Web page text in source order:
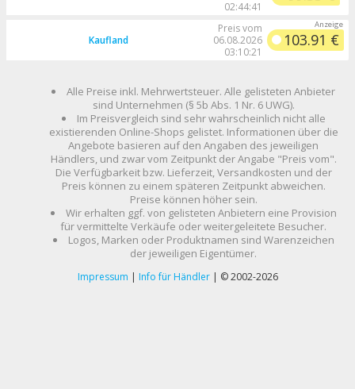
02:44:41
Kaufland
Preis vom
06.08.2026
03:10:21
103.91 €
Alle Preise inkl. Mehrwertsteuer. Alle gelisteten Anbieter
sind Unternehmen (§ 5b Abs. 1 Nr. 6 UWG).
Im Preisvergleich sind sehr wahrscheinlich nicht alle
existierenden Online-Shops gelistet. Informationen über die
Angebote basieren auf den Angaben des jeweiligen
Händlers, und zwar vom Zeitpunkt der Angabe "Preis vom".
Die Verfügbarkeit bzw. Lieferzeit, Versandkosten und der
Preis können zu einem späteren Zeitpunkt abweichen.
Preise können höher sein.
Wir erhalten ggf. von gelisteten Anbietern eine Provision
für vermittelte Verkäufe oder weitergeleitete Besucher.
Logos, Marken oder Produktnamen sind Warenzeichen
der jeweiligen Eigentümer.
Impressum | Info für Händler| © 2002-2026